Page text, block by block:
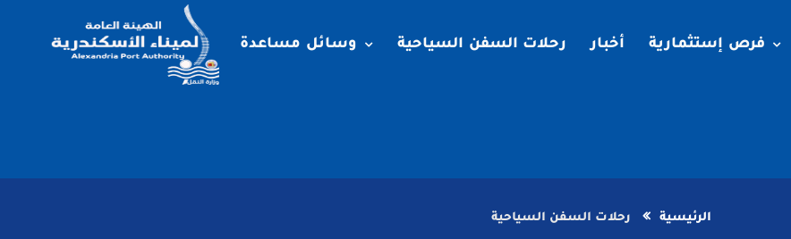
فرص إستثمارية أخبار رحلات السفن السياحية وسائل مساعدة
الرئيسية رحلات السفن السياحية